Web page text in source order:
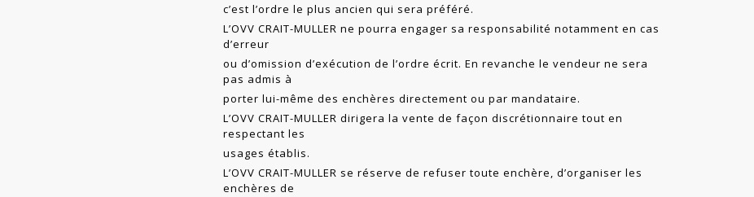
c’est l’ordre le plus ancien qui sera préféré.
L’OVV CRAIT-MULLER ne pourra engager sa responsabilité notamment en cas
d’erreur
ou d’omission d’exécution de l’ordre écrit. En revanche le vendeur ne sera
pas admis à
porter lui-même des enchères directement ou par mandataire.
L’OVV CRAIT-MULLER dirigera la vente de façon discrétionnaire tout en
respectant les
usages établis.
L’OVV CRAIT-MULLER se réserve de refuser toute enchère, d’organiser les
enchères de